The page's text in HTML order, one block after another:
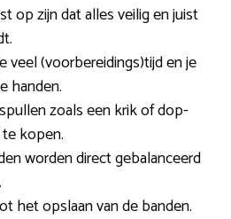
op zijn dat alles veilig en juist
veel (voorbereidings)tijd en je
handen.
zoals een krik of dop-
kopen.
worden direct gebalanceerd
het opslaan van de banden.